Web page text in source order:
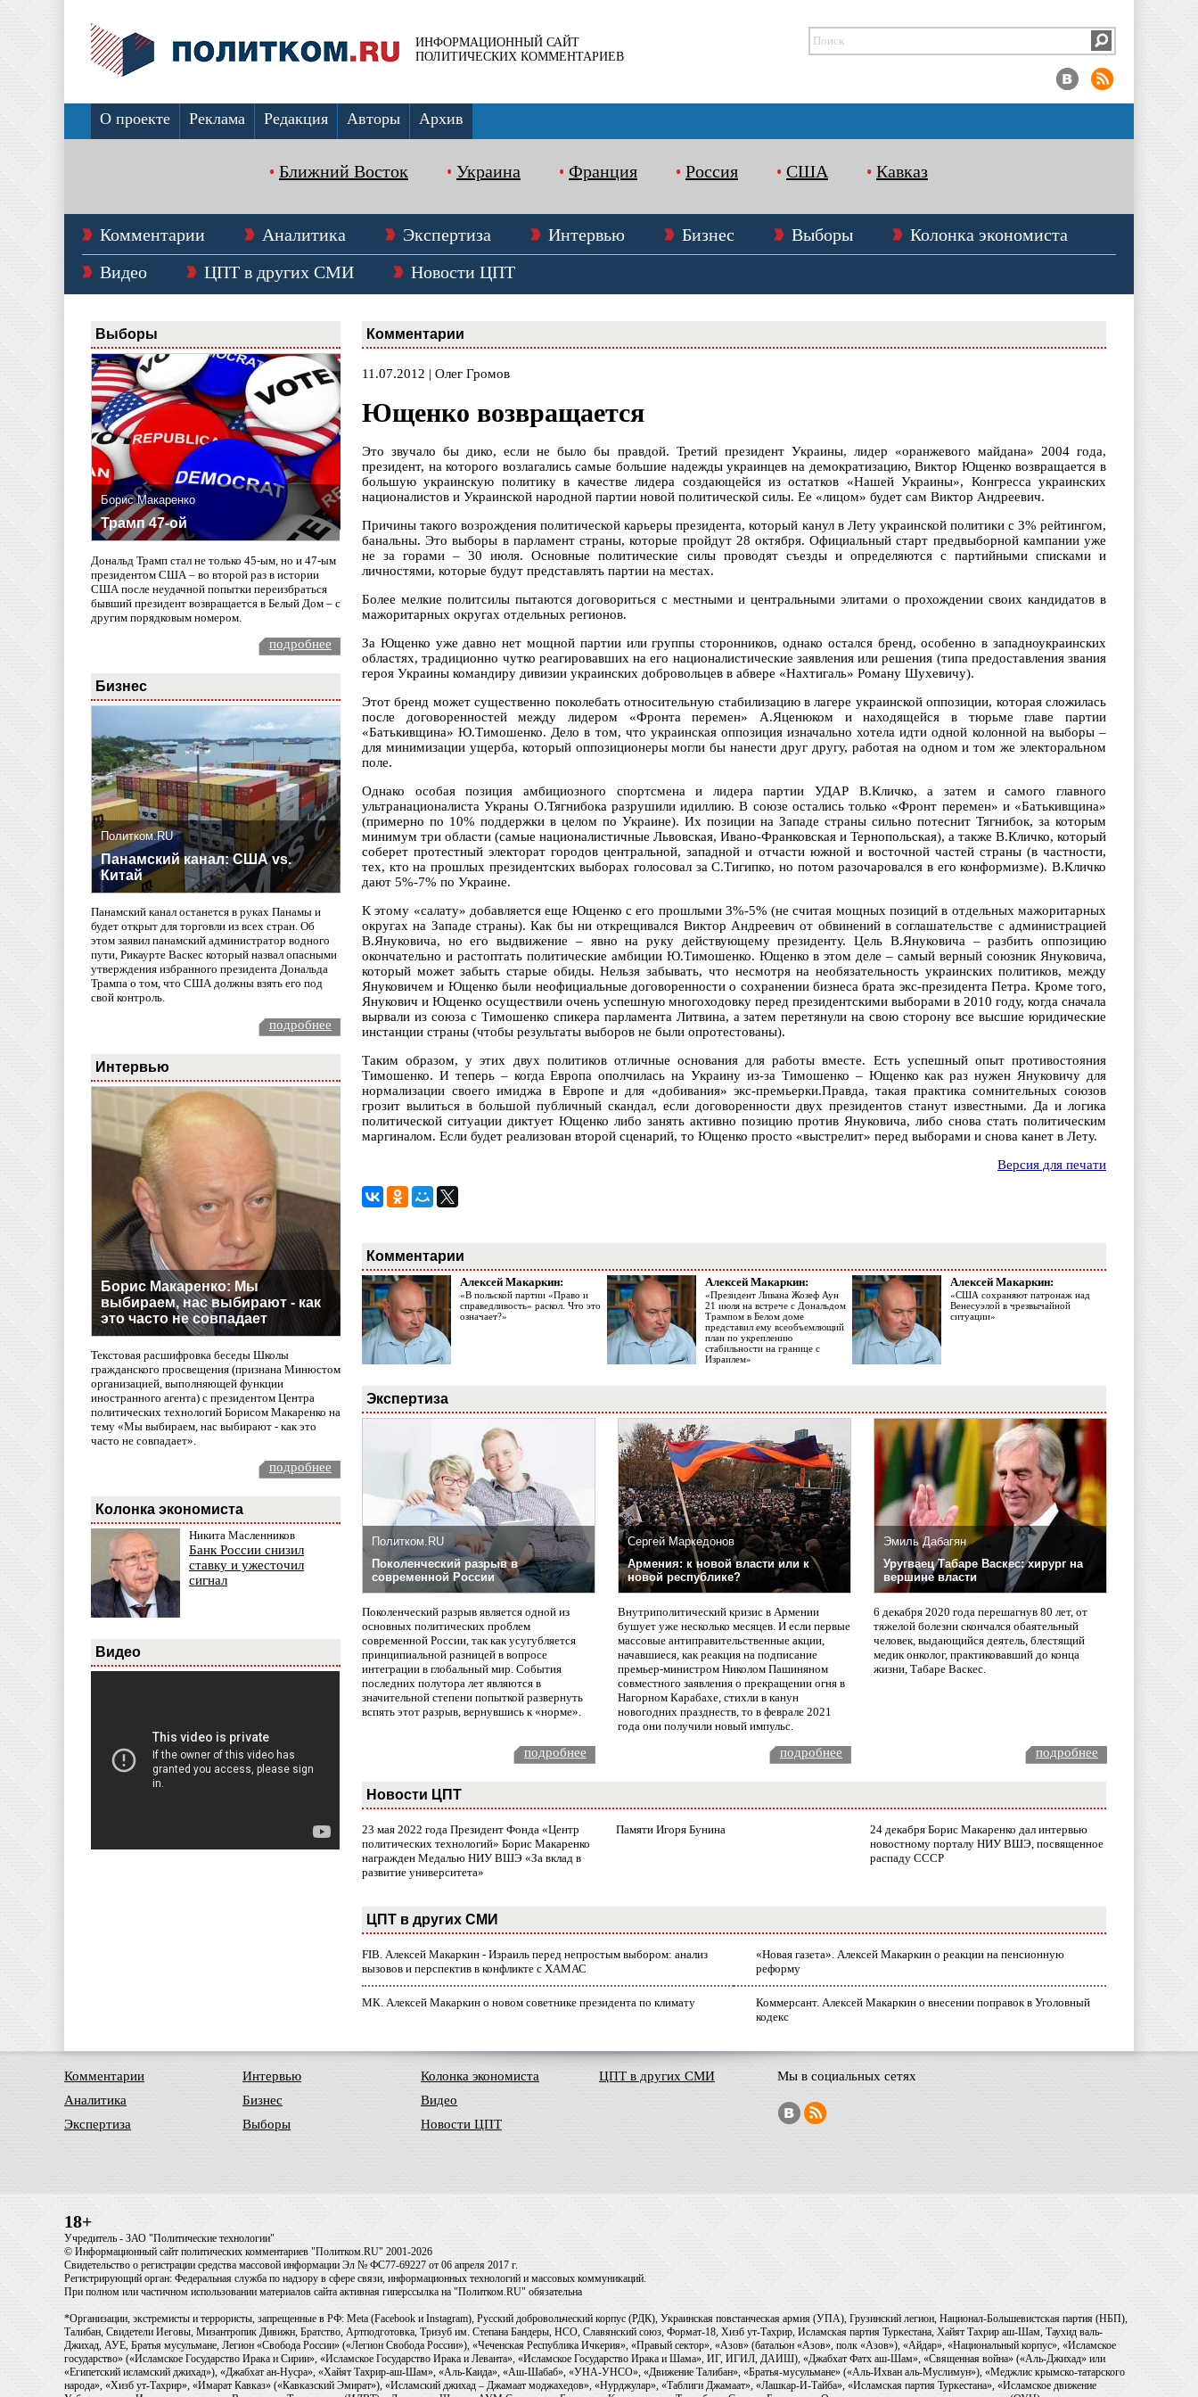
ИНФОРМАЦИОННЫЙ САЙТ
ПОЛИТИЧЕСКИХ КОММЕНТАРИЕВ
О проекте Реклама Редакция Авторы Архив
Ближний Восток Украина Франция Россия США Кавказ
Комментарии Аналитика Экспертиза Интервью Бизнес Выборы
Колонка экономиста
Видео
ЦПТ в других СМИ Новости ЦПТ
Выборы
Борис Макаренко
Трамп 47-ой
Дональд Трамп стал не только 45-ым, но и 47-ым
президентом США – во второй раз в истории
США после неудачной попытки переизбраться
бывший президент возвращается в Белый Дом – с
другим порядковым номером.
подробнее
Бизнес
Политком.RU
Панамский канал: США vs.
Китай
Панамский канал останется в руках Панамы и
будет открыт для торговли из всех стран. Об
этом заявил панамский администратор водного
пути, Рикаурте Васкес который назвал опасными
утверждения избранного президента Дональда
Трампа о том, что США должны взять его под
свой контроль.
подробнее
Интервью
Борис Макаренко: Мы
выбираем, нас выбирают - как
это часто не совпадает
Текстовая расшифровка беседы Школы
гражданского просвещения (признана Минюстом
организацией, выполняющей функции
иностранного агента) с президентом Центра
политических технологий Борисом Макаренко на
тему «Мы выбираем, нас выбирают - как это
часто не совпадает».
подробнее
Колонка экономиста
Никита Масленников
Банк России снизил
ставку и ужесточил
сигнал
Видео
Комментарии
11.07.2012 | Олег Громов
Ющенко возвращается
Это звучало бы дико, если не было бы правдой. Третий президент Украины, лидер «оранжевого майдана» 2004 года,
президент, на которого возлагались самые большие надежды украинцев на демократизацию, Виктор Ющенко возвращается в
большую украинскую политику в качестве лидера создающейся из остатков «Нашей Украины», Конгресса украинских
националистов и Украинской народной партии новой политической силы. Ее «лицом» будет сам Виктор Андреевич.
Причины такого возрождения политической карьеры президента, который канул в Лету украинской политики с 3% рейтингом,
банальны. Это выборы в парламент страны, которые пройдут 28 октября. Официальный старт предвыборной кампании уже
не за горами – 30 июля. Основные политические силы проводят съезды и определяются с партийными списками и
личностями, которые будут представлять партии на местах.
Более мелкие политсилы пытаются договориться с местными и центральными элитами о прохождении своих кандидатов в
мажоритарных округах отдельных регионов.
За Ющенко уже давно нет мощной партии или группы сторонников, однако остался бренд, особенно в западноукраинских
областях, традиционно чутко реагировавших на его националистические заявления или решения (типа предоставления звания
героя Украины командиру дивизии украинских добровольцев в абвере «Нахтигаль» Роману Шухевичу).
Этот бренд может существенно поколебать относительную стабилизацию в лагере украинской оппозиции, которая сложилась
после договоренностей между лидером «Фронта перемен» А.Яценюком и находящейся в тюрьме главе партии
«Батькивщина» Ю.Тимошенко. Дело в том, что украинская оппозиция изначально хотела идти одной колонной на выборы –
для минимизации ущерба, который оппозиционеры могли бы нанести друг другу, работая на одном и том же электоральном
поле.
Однако особая позиция амбициозного спортсмена и лидера партии УДАР В.Кличко, а затем и самого главного
ультранационалиста Украны О.Тягнибока разрушили идиллию. В союзе остались только «Фронт перемен» и «Батькивщина»
(примерно по 10% поддержки в целом по Украине). Их позиции на Западе страны сильно потеснит Тягнибок, за которым
минимум три области (самые националистичные Львовская, Ивано-Франковская и Тернопольская), а также В.Кличко, который
соберет протестный электорат городов центральной, западной и отчасти южной и восточной частей страны (в частности,
тех, кто на прошлых президентских выборах голосовал за С.Тигипко, но потом разочаровался в его конформизме). В.Кличко
дают 5%-7% по Украине.
К этому «салату» добавляется еще Ющенко с его прошлыми 3%-5% (не считая мощных позиций в отдельных мажоритарных
округах на Западе страны). Как бы ни открещивался Виктор Андреевич от обвинений в соглашательстве с администрацией
В.Януковича, но его выдвижение – явно на руку действующему президенту. Цель В.Януковича – разбить оппозицию
окончательно и растоптать политические амбиции Ю.Тимошенко. Ющенко в этом деле – самый верный союзник Януковича,
который может забыть старые обиды. Нельзя забывать, что несмотря на необязательность украинских политиков, между
Януковичем и Ющенко были неофициальные договоренности о сохранении бизнеса брата экс-президента Петра. Кроме того,
Янукович и Ющенко осуществили очень успешную многоходовку перед президентскими выборами в 2010 году, когда сначала
вырвали из союза с Тимошенко спикера парламента Литвина, а затем перетянули на свою сторону все высшие юридические
инстанции страны (чтобы результаты выборов не были опротестованы).
Таким образом, у этих двух политиков отличные основания для работы вместе. Есть успешный опыт противостояния
Тимошенко. И теперь – когда Европа ополчилась на Украину из-за Тимошенко – Ющенко как раз нужен Януковичу для
нормализации своего имиджа в Европе и для «добивания» экс-премьерки.Правда, такая практика сомнительных союзов
грозит вылиться в большой публичный скандал, если договоренности двух президентов станут известными. Да и логика
политической ситуации диктует Ющенко либо занять активно позицию против Януковича, либо снова стать политическим
маргиналом. Если будет реализован второй сценарий, то Ющенко просто «выстрелит» перед выборами и снова канет в Лету.
Версия для печати
Комментарии
Алексей Макаркин:
«В польской партии «Право и
справедливость» раскол. Что это
означает?»
Алексей Макаркин:
«Президент Ливана Жозеф Аун
21 июля на встрече с Дональдом
Трампом в Белом доме
представил ему всеобъемлющий
план по укреплению
стабильности на границе с
Израилем»
Алексей Макаркин:
«США сохраняют патронаж над
Венесуэлой в чрезвычайной
ситуации»
Экспертиза
Политком.RU
Поколенческий разрыв в
современной России
Поколенческий разрыв является одной из
основных политических проблем
современной России, так как усугубляется
принципиальной разницей в вопросе
интеграции в глобальный мир. События
последних полутора лет являются в
значительной степени попыткой развернуть
вспять этот разрыв, вернувшись к «норме».
Сергей Маркедонов
Армения: к новой власти или к
новой республике?
Внутриполитический кризис в Армении
бушует уже несколько месяцев. И если первые
массовые антиправительственные акции,
начавшиеся, как реакция на подписание
премьер-министром Николом Пашиняном
совместного заявления о прекращении огня в
Нагорном Карабахе, стихли в канун
новогодних празднеств, то в феврале 2021
года они получили новый импульс.
Эмиль Дабагян
Уругваец Табаре Васкес: хирург на
вершине власти
6 декабря 2020 года перешагнув 80 лет, от
тяжелой болезни скончался обаятельный
человек, выдающийся деятель, блестящий
медик онколог, практиковавший до конца
жизни, Табаре Васкес.
подробнее подробнее подробнее
Новости ЦПТ
23 мая 2022 года Президент Фонда «Центр
политических технологий» Борис Макаренко
награжден Медалью НИУ ВШЭ «За вклад в
развитие университета»
Памяти Игоря Бунина
24 декабря Борис Макаренко дал интервью
новостному порталу НИУ ВШЭ, посвященное
распаду СССР
ЦПТ в других СМИ
FIB. Алексей Макаркин - Израиль перед непростым выбором: анализ
вызовов и перспектив в конфликте с ХАМАС
«Новая газета». Алексей Макаркин о реакции на пенсионную
реформу
МК. Алексей Макаркин о новом советнике президента по климату
Коммерсант. Алексей Макаркин о внесении поправок в Уголовный
кодекс
Комментарии
Аналитика
Экспертиза
Интервью
Бизнес
Выборы
Колонка экономиста
Видео
Новости ЦПТ
ЦПТ в других СМИ Мы в социальных сетях
18+
Учредитель - ЗАО "Политические технологии"
© Информационный сайт политических комментариев "Политком.RU" 2001-2026
Свидетельство о регистрации средства массовой информации Эл № ФС77-69227 от 06 апреля 2017 г.
Регистрирующий орган: Федеральная служба по надзору в сфере связи, информационных технологий и массовых коммуникаций.
При полном или частичном использовании материалов сайта активная гиперссылка на "Политком.RU" обязательна
*Организации, экстремисты и террористы, запрещенные в РФ: Meta (Facebook и Instagram), Русский добровольческий корпус (РДК), Украинская повстанческая армия (УПА), Грузинский легион, Национал-Большевистская партия (НБП),
Талибан, Свидетели Иеговы, Мизантропик Дивижн, Братство, Артподготовка, Тризуб им. Степана Бандеры, НСО, Славянский союз, Формат-18, Хизб ут-Тахрир, Исламская партия Туркестана, Хайят Тахрир аш-Шам, Таухид валь-
Джихад, АУЕ, Братья мусульмане, Легион «Свобода России» («Легион Свобода России»), «Чеченская Республика Ичкерия», «Правый сектор», «Азов» (батальон «Азов», полк «Азов»), «Айдар», «Национальный корпус», «Исламское
государство» («Исламское Государство Ирака и Сирии», «Исламское Государство Ирака и Леванта», «Исламское Государство Ирака и Шама», ИГ, ИГИЛ, ДАИШ), «Джабхат Фатх аш-Шам», «Священная война» («Аль-Джихад» или
«Египетский исламский джихад»), «Джабхат ан-Нусра», «Хайят Тахрир-аш-Шам», «Аль-Каида», «Аш-Шабаб», «УНА-УНСО», «Движение Талибан», «Братья-мусульмане» («Аль-Ихван аль-Муслимун»), «Меджлис крымско-татарского
народа», «Хизб ут-Тахрир», «Имарат Кавказ» («Кавказский Эмират»), «Исламский джихад – Джамаат моджахедов», «Нурджулар», «Таблиги Джамаат», «Лашкар-И-Тайба», «Исламская партия Туркестана», «Исламское движение